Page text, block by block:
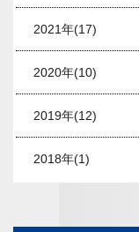
2021年(17)
2020年(10)
2019年(12)
2018年(1)